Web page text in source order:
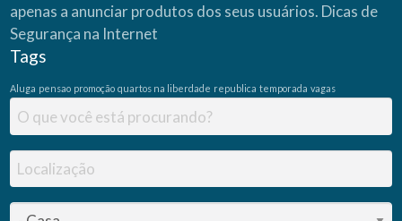
apenas a anunciar produtos dos seus usuários. Dicas de
Segurança na Internet
Tags
Aluga pensao promoção quartos na liberdade republica temporada vagas